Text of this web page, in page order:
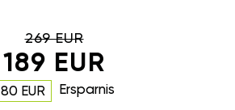
269 EUR
189 EUR
80 EUR Ersparnis